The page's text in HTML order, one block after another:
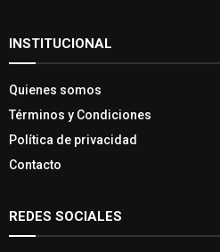
INSTITUCIONAL
Quienes somos
Términos y Condiciones
Política de privacidad
Contacto
REDES SOCIALES